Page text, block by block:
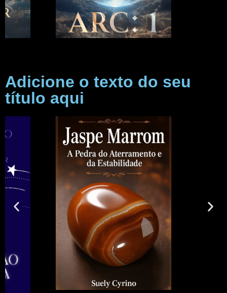
Adicione o texto do seu
título aqui